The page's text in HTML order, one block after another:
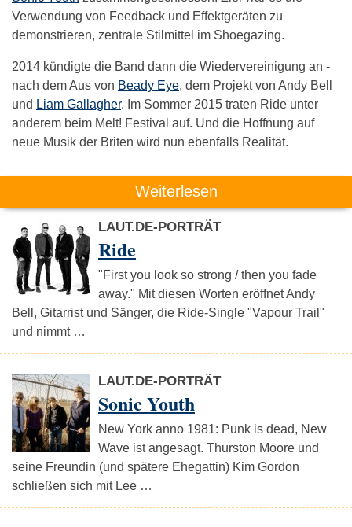
Verwendung von Feedback und Effektgeräten zu
demonstrieren, zentrale Stilmittel im Shoegazing.
2014 kündigte die Band dann die Wiedervereinigung an -
nach dem Aus von Beady Eye, dem Projekt von Andy Bell
und Liam Gallagher. Im Sommer 2015 traten Ride unter
anderem beim Melt! Festival auf. Und die Hoffnung auf
neue Musik der Briten wird nun ebenfalls Realität.
Weiterlesen
LAUT.DE-PORTRÄT
Ride
"First you look so strong / then you fade
away." Mit diesen Worten eröffnet Andy
Bell, Gitarrist und Sänger, die Ride-Single "Vapour Trail"
und nimmt …
LAUT.DE-PORTRÄT
Sonic Youth
New York anno 1981: Punk is dead, New
Wave ist angesagt. Thurston Moore und
seine Freundin (und spätere Ehegattin) Kim Gordon
schließen sich mit Lee …